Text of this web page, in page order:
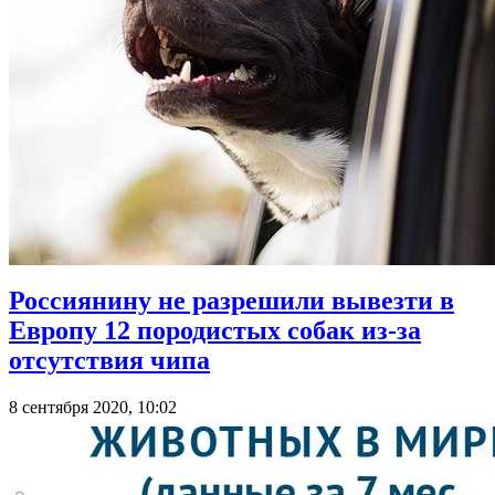
Россиянину не разрешили вывезти в
Европу 12 породистых собак из-за
отсутствия чипа
8 сентября 2020, 10:02